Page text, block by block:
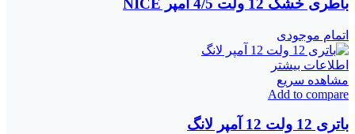
باطری خشک 12 ولت 4/5 آمپر NICE
اتمام موجودی
اطلاعات بیشتر
مشاهده سریع
Add to compare
باتری 12 ولت 12 آمپر لانگ